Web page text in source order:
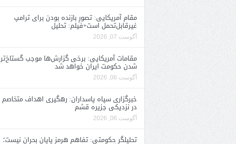
مقام آمریکایی: تصورِ بازنده بودن برای ترامپ
غیرقابل‌تحمل است+فیلم: تحلیل
آگوست 07, 2026
مقامات آمریکایی: برخی گزارش‌ها موجب گستاخ‌تر
شدن حکومت ایران خواهد شد
آگوست 06, 2026
خبرگزاری سپاه پاسداران: رهگیری اهداف متخاصم
در نزدیکی جزیره قشم
آگوست 06, 2026
تحلیلگر حکومتی: تفاهم هرمز پایان بحران نیست؛